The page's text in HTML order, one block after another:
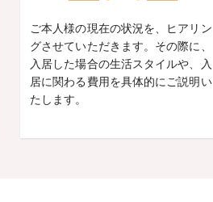
ご本人様の現在の状況を、ヒアリン
グさせていただきます。その際に、
入居した場合の生活スタイルや、入
居に関わる費用を具体的にご説明い
たします。